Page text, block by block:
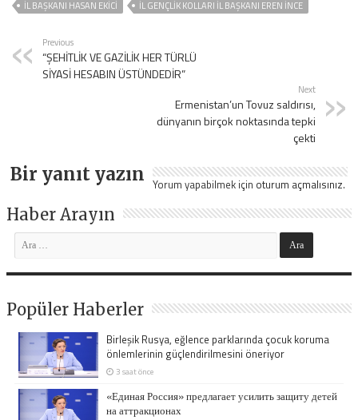
İL BAŞKANI HASAN EKICI
İL GENÇLIK KOLLARI İL BAŞKANI EREN İNCE
Previous
“ŞEHİTLİK VE GAZİLİK HER TÜRLÜ
SİYASİ HESABIN ÜSTÜNDEDİR”
Next
Ermenistan’un Tovuz saldırısı,
dünyanın birçok noktasında tepki
çekti
Bir yanıt yazın Yorum yapabilmek için oturum açmalısınız.
Haber Arayın
Popüler Haberler
Birleşik Rusya, eğlence parklarında çocuk koruma
önlemlerinin güçlendirilmesini öneriyor
3 saat önce
«Единая Россия» предлагает усилить защиту детей
на аттракционах